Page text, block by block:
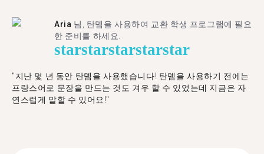
Aria 님, 탄뎀을 사용하여 교환 학생 프로그램에 필요
한 준비를 하세요.
starstarstarstarstar
"​​지난 몇 년 동안 탄뎀을 사용했습니다! 탄뎀을 사용하기 전에는
프랑스어로 문장을 만드는 것도 겨우 할 수 있었는데 지금은 자
연스럽게 말할 수 있어요!"